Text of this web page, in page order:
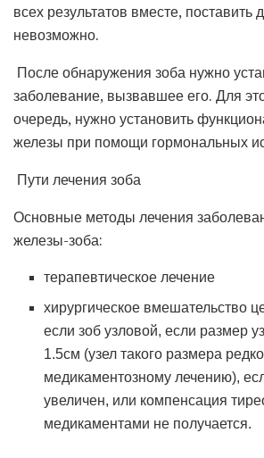
всех результатов вместе, поставить
невозможно.
После обнаружения зоба нужно
заболевание, вызвавшее его. Для
очередь, нужно установить
железы при помощи гормональных
Пути лечения зоба
Основные методы лечения
железы-зоба:
терапевтическое лечение
хирургическое вмешательство
если зоб узловой, если размер
1.5см (узел такого размера
медикаментозному лечению),
увеличен, или компенсация
медикаментами не получается.